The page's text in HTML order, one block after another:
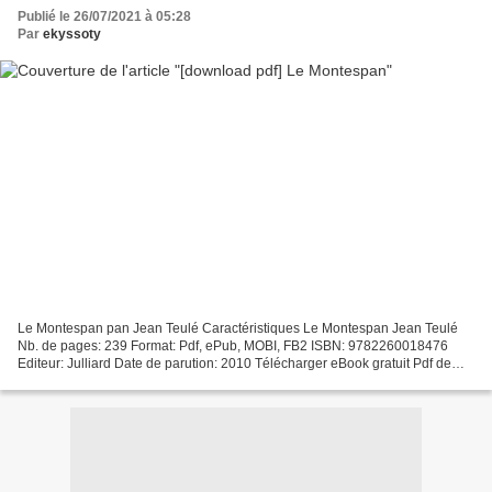
Publié le 26/07/2021 à 05:28
Par ekyssoty
Le Montespan pan Jean Teulé Caractéristiques Le Montespan Jean Teulé
Nb. de pages: 239 Format: Pdf, ePub, MOBI, FB2 ISBN: 9782260018476
Editeur: Julliard Date de parution: 2010 Télécharger eBook gratuit Pdf de